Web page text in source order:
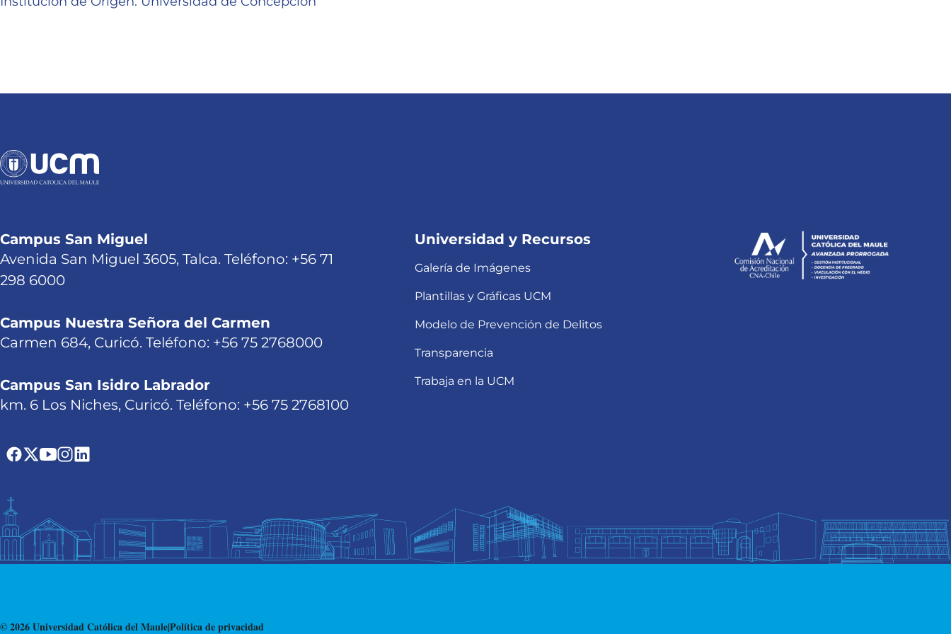
Campus San Miguel
Avenida San Miguel 3605, Talca. Teléfono: +56 71
298 6000
Campus Nuestra Señora del Carmen
Carmen 684, Curicó. Teléfono: +56 75 2768000
Campus San Isidro Labrador
km. 6 Los Niches, Curicó. Teléfono: +56 75 2768100
Universidad y Recursos
Galería de Imágenes
Plantillas y Gráficas UCM
Modelo de Prevención de Delitos
Transparencia
Trabaja en la UCM
© 2026 Universidad Católica del Maule|Política de privacidad